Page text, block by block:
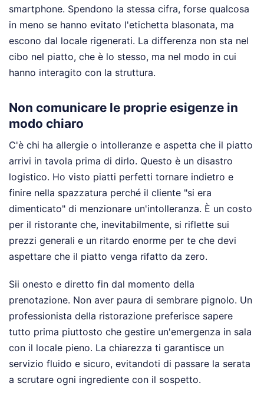
smartphone. Spendono la stessa cifra, forse qualcosa
in meno se hanno evitato l'etichetta blasonata, ma
escono dal locale rigenerati. La differenza non sta nel
cibo nel piatto, che è lo stesso, ma nel modo in cui
hanno interagito con la struttura.
Non comunicare le proprie esigenze in
modo chiaro
C'è chi ha allergie o intolleranze e aspetta che il piatto
arrivi in tavola prima di dirlo. Questo è un disastro
logistico. Ho visto piatti perfetti tornare indietro e
finire nella spazzatura perché il cliente "si era
dimenticato" di menzionare un'intolleranza. È un costo
per il ristorante che, inevitabilmente, si riflette sui
prezzi generali e un ritardo enorme per te che devi
aspettare che il piatto venga rifatto da zero.
Sii onesto e diretto fin dal momento della
prenotazione. Non aver paura di sembrare pignolo. Un
professionista della ristorazione preferisce sapere
tutto prima piuttosto che gestire un'emergenza in sala
con il locale pieno. La chiarezza ti garantisce un
servizio fluido e sicuro, evitandoti di passare la serata
a scrutare ogni ingrediente con il sospetto.